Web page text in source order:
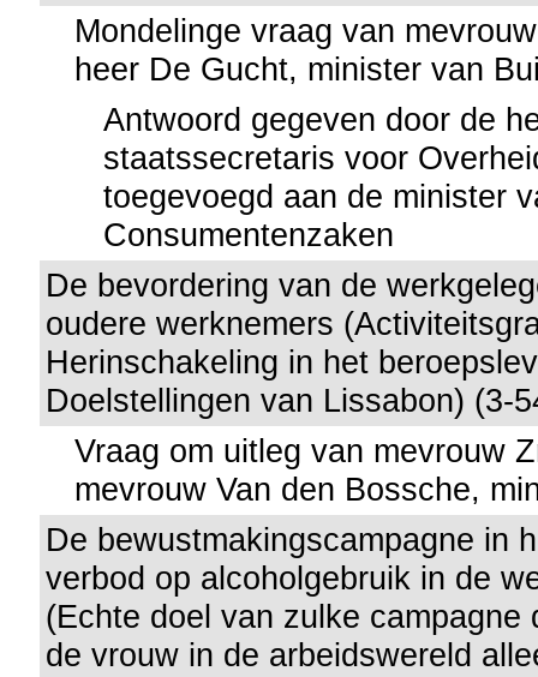
Mondelinge vraag van
heer De Gucht, minister van
Antwoord gegeven door de
staatssecretaris voor
toegevoegd aan de minister
Consumentenzaken
De bevordering van de
oudere werknemers
Herinschakeling in het
Doelstellingen van Lissabon) (3-
Vraag om uitleg van mevrouw
mevrouw Van den Bossche,
De bewustmakingscampagne in
verbod op alcoholgebruik in de
(Echte doel van zulke campagne
de vrouw in de arbeidswereld